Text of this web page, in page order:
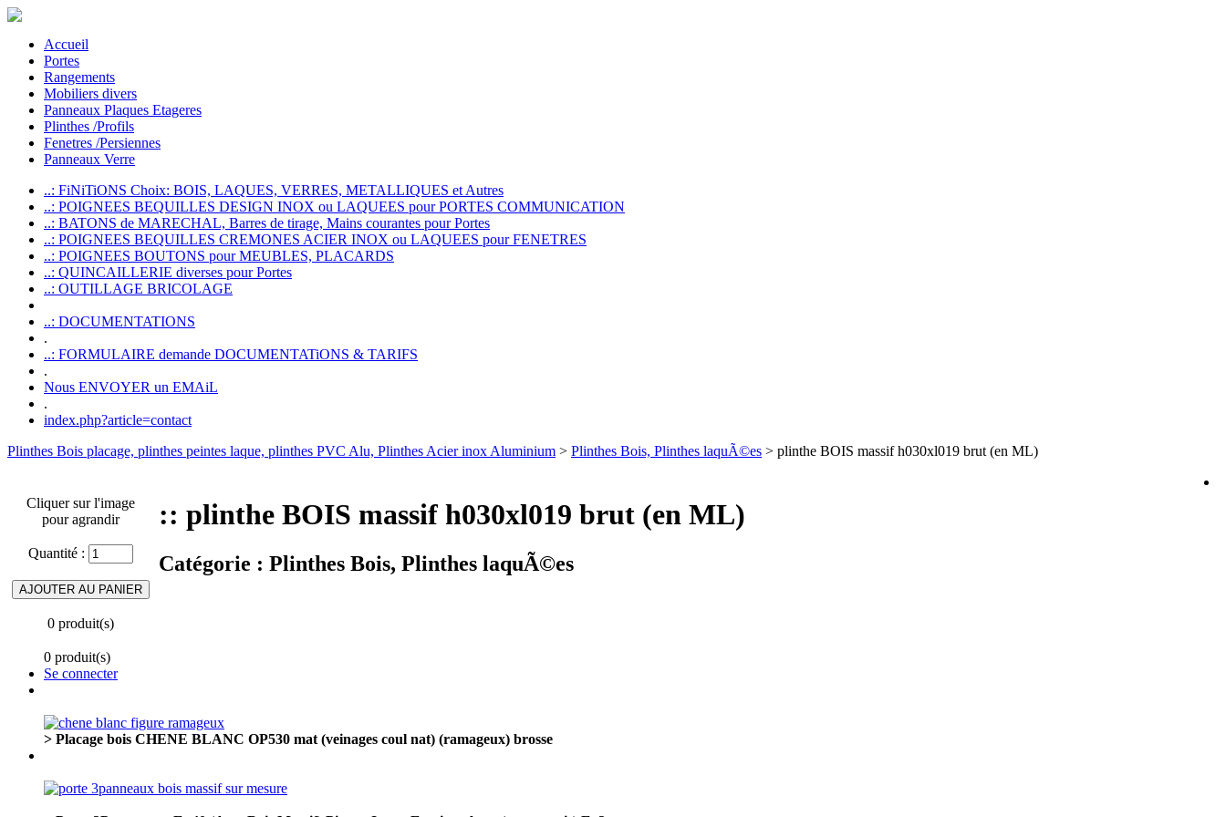
Accueil
Portes
Rangements
Mobiliers divers
Panneaux Plaques Etageres
Plinthes /Profils
Fenetres /Persiennes
Panneaux Verre
..: FiNiTiONS Choix: BOIS, LAQUES, VERRES, METALLIQUES et Autres
..: POIGNEES BEQUILLES DESIGN INOX ou LAQUEES pour PORTES COMMUNICATION
..: BATONS de MARECHAL, Barres de tirage, Mains courantes pour Portes
..: POIGNEES BEQUILLES CREMONES ACIER INOX ou LAQUEES pour FENETRES
..: POIGNEES BOUTONS pour MEUBLES, PLACARDS
..: QUINCAILLERIE diverses pour Portes
..: OUTILLAGE BRICOLAGE
..: DOCUMENTATIONS
.
..: FORMULAIRE demande DOCUMENTATiONS & TARIFS
.
Nous ENVOYER un EMAiL
.
index.php?article=contact
Plinthes Bois placage, plinthes peintes laque, plinthes PVC Alu, Plinthes Acier inox Aluminium > Plinthes Bois, Plinthes laquÃ©es > plinthe BOIS massif h030xl019 brut (en ML)
Cliquer sur l'image
pour agrandir
Quantité :
0 produit(s)
:: plinthe BOIS massif h030xl019 brut (en ML)
Catégorie : Plinthes Bois, Plinthes laquÃ©es
0 produit(s)
Se connecter
> Placage bois CHENE BLANC OP530 mat (veinages coul nat) (ramageux) brosse